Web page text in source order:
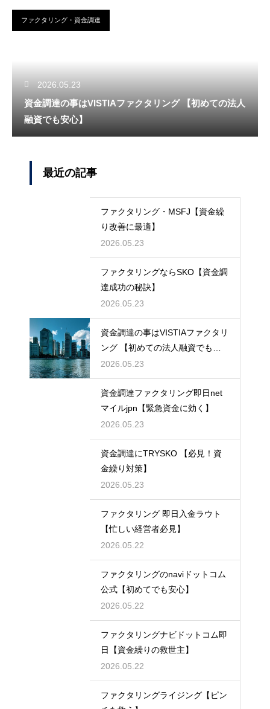
ファクタリング・資金調達
2026.05.23
資金調達の事はVISTIAファクタリング 【初めての法人
融資でも安心】
最近の記事
ファクタリング・MSFJ【資金繰
り改善に最適】
2026.05.23
ファクタリングならSKO【資金調
達成功の秘訣】
2026.05.23
資金調達の事はVISTIAファクタリ
ング 【初めての法人融資でも安
心】
2026.05.23
資金調達ファクタリング即日net
マイルjpn【緊急資金に効く】
2026.05.23
資金調達にTRYSKO 【必見！資
金繰り対策】
2026.05.23
ファクタリング 即日入金ラウト
【忙しい経営者必見】
2026.05.22
ファクタリングのnaviドットコム
公式【初めてでも安心】
2026.05.22
ファクタリングナビドットコム即
日【資金繰りの救世主】
2026.05.22
ファクタリングライジング【ピン